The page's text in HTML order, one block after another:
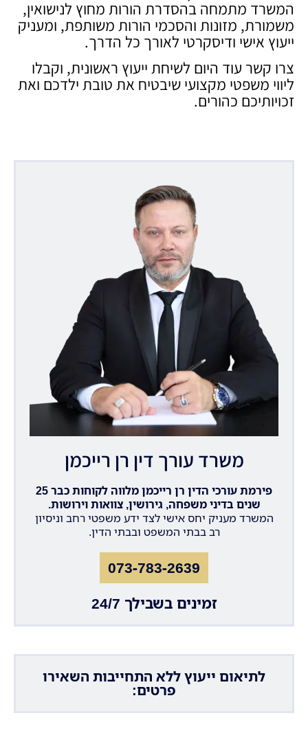
המשרד מתמחה בהסדרת הורות מחוץ לנישואין,
משמורת, מזונות והסכמי הורות משותפת, ומעניק
ייעוץ אישי ודיסקרטי לאורך כל הדרך.
צרו קשר עוד היום לשיחת ייעוץ ראשונית, וקבלו
ליווי משפטי מקצועי שיבטיח את טובת ילדכם ואת
זכויותיכם כהורים.
משרד עורך דין רן רייכמן
פירמת עורכי הדין רן רייכמן מלווה לקוחות כבר 25
שנים בדיני משפחה, גירושין, צוואות וירושות.
המשרד מעניק יחס אישי לצד ידע משפטי רחב וניסיון
רב בבתי המשפט ובבתי הדין.
073-783-2639
זמינים בשבילך 24/7
לתיאום ייעוץ ללא התחייבות השאירו
פרטים: